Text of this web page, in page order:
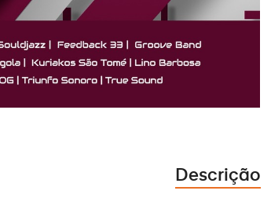
Descrição